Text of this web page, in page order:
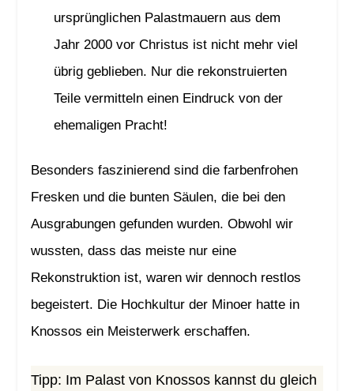
ursprünglichen Palastmauern aus dem
Jahr 2000 vor Christus ist nicht mehr viel
übrig geblieben. Nur die rekonstruierten
Teile vermitteln einen Eindruck von der
ehemaligen Pracht!
Besonders faszinierend sind die farbenfrohen
Fresken und die bunten Säulen, die bei den
Ausgrabungen gefunden wurden. Obwohl wir
wussten, dass das meiste nur eine
Rekonstruktion ist, waren wir dennoch restlos
begeistert. Die Hochkultur der Minoer hatte in
Knossos ein Meisterwerk erschaffen.
Tipp: Im Palast von Knossos kannst du gleich